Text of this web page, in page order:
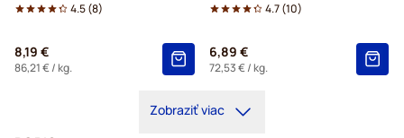
4.5(8)
8,19 €
86,21 €/ kg.
4.7(10)
6,89 €
72,53 €/ kg.
Zobraziť viac